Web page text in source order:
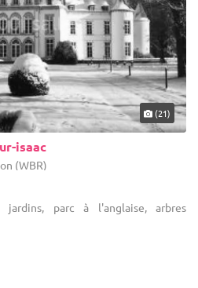
(21)
isaac
(WBR)
jardins, parc à l'anglaise, arbres